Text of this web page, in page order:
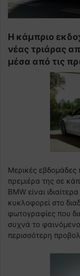
Η κάμπριο
νέας τριάρας
μέσα από τις
Μερικές
πρεμιέρα της σε
BMW είναι
κυκλοφορεί στο
φωτογραφίες που
συχνά το
περισσότερη